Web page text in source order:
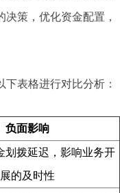
策，优化资金配置，
表格进行对比分析：
负面影响
划拨延迟，影响业务开
展的及时性